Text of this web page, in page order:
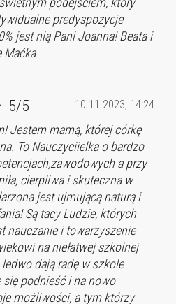
predyspozycje
jest nią Pani Joanna! Beata i
Maćka
10.11.2023, 14:24
5/5
Jestem mamą, której córkę
To Nauczyciielka o bardzo
a przy
cierpliwa i skuteczna w
jest ujmującą naturą i
Są tacy Ludzie, których
nauczanie i towarzyszenie
na niełatwej szkolnej
dają radę w szkole
podnieść i na nowo
możliwości, a tym którzy